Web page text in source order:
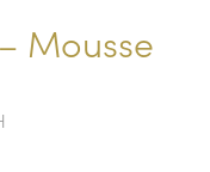
Mousse